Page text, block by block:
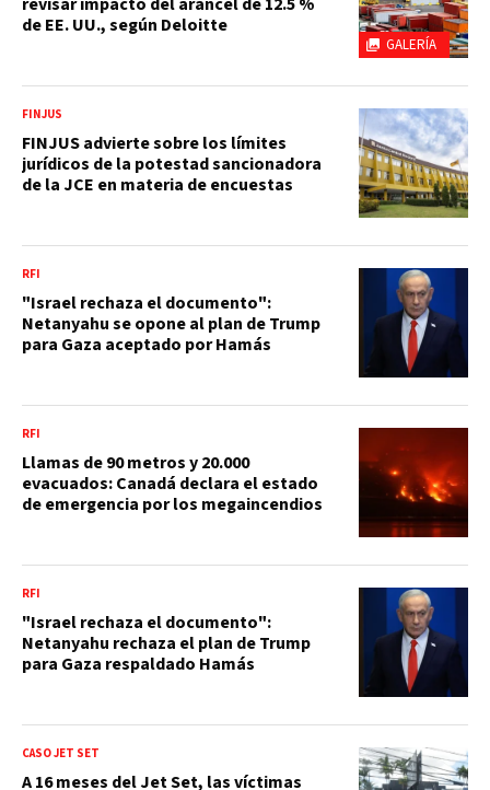
GALERÍA
de EE. UU., según Deloitte
FINJUS
FINJUS advierte sobre los límites
jurídicos de la potestad sancionadora
de la JCE en materia de encuestas
RFI
"Israel rechaza el documento":
Netanyahu se opone al plan de Trump
para Gaza aceptado por Hamás
RFI
Llamas de 90 metros y 20.000
evacuados: Canadá declara el estado
de emergencia por los megaincendios
RFI
"Israel rechaza el documento":
Netanyahu rechaza el plan de Trump
para Gaza respaldado Hamás
CASO JET SET
A 16 meses del Jet Set, las víctimas